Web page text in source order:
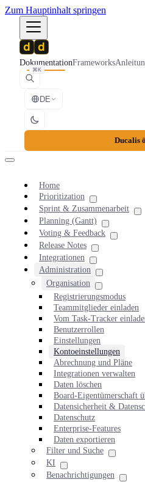
Zum Hauptinhalt springen
DokumentationFrameworks
⌘K
DE
Ducalis
Home
Prioritization
Sprint & Zusammenarbeit
Planning (Gantt)
Voting & Feedback
Release Notes
Integrationen
Administration
Organisation
Registrierungsmodus
Teammitglieder einladen
Vom Task-Tracker
Benutzerrollen
Einstellungen
Kontoeinstellungen
Abrechnung und Pläne
Integrationen verwalten
Daten löschen
Board-Eigentümerschaft
Datensicherheit &
Datenschutz
Enterprise-Features
Daten exportieren
Filter und Suche
KI
Benachrichtigungen